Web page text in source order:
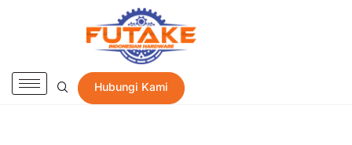
Hubungi Kami